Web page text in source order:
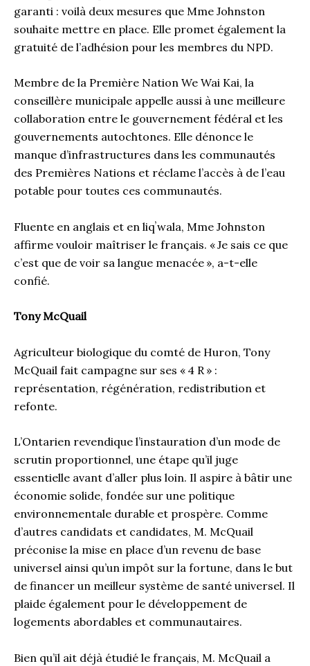
garanti : voilà deux mesures que Mme Johnston
souhaite mettre en place. Elle promet également la
gratuité de l’adhésion pour les membres du NPD.
Membre de la Première Nation We Wai Kai, la
conseillère municipale appelle aussi à une meilleure
collaboration entre le gouvernement fédéral et les
gouvernements autochtones. Elle dénonce le
manque d’infrastructures dans les communautés
des Premières Nations et réclame l’accès à de l’eau
potable pour toutes ces communautés.
Fluente en anglais et en liqʼwala, Mme Johnston
affirme vouloir maîtriser le français. « Je sais ce que
c’est que de voir sa langue menacée », a-t-elle
confié.
Tony McQuail
Agriculteur biologique du comté de Huron, Tony
McQuail fait campagne sur ses « 4 R » :
représentation, régénération, redistribution et
refonte.
L’Ontarien revendique l’instauration d’un mode de
scrutin proportionnel, une étape qu’il juge
essentielle avant d’aller plus loin. Il aspire à bâtir une
économie solide, fondée sur une politique
environnementale durable et prospère. Comme
d’autres candidats et candidates, M. McQuail
préconise la mise en place d’un revenu de base
universel ainsi qu’un impôt sur la fortune, dans le but
de financer un meilleur système de santé universel. Il
plaide également pour le développement de
logements abordables et communautaires.
Bien qu’il ait déjà étudié le français, M. McQuail a